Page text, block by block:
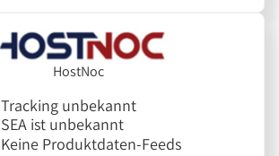
HostNoc
Tracking unbekannt
SEA ist unbekannt
Keine Produktdaten-Feeds